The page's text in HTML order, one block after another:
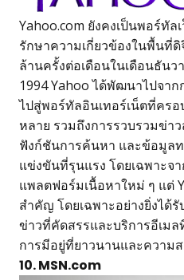
Yahoo.com ยังคงเป็นพอร์ทั
รักษาความเกี่ยวข้องในพื้นที่
ล้านครั้งต่อเดือนในเดือนธัน
1994 Yahoo ได้พัฒนาไปจาก
ไปสู่พอร์ทัลอินเทอร์เน็ตที่คร
หลาย รวมถึงการรวบรวมข่า
ฟังก์ชันการค้นหา และข้อมูลท
แข่งขันที่รุนแรง โดยเฉพาะจ
แพลตฟอร์มเนื้อหาใหม่ ๆ แต่
สำคัญ โดยเฉพาะอย่างยิ่งได้
ข่าวที่คัดสรรและบริการอีเมล
การมีอยู่ที่ยาวนานและความ
10. MSN.com